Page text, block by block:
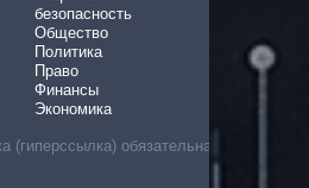
безопасность
Общество
Политика
Право
Финансы
Экономика
обязательна